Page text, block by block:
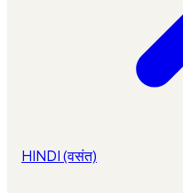
HINDI (वसंत)